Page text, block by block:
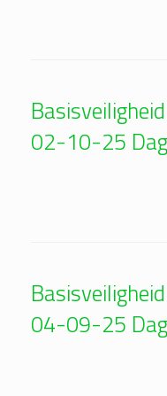
02-10-25 Dag
04-09-25 Dag